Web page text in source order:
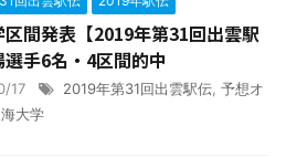
間発表【2019年第31回出雲駅
手6名・4区間的中
17 2019年第31回出雲駅伝 予想オ
大学